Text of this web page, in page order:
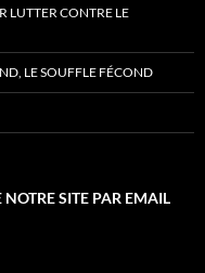
LUTTER CONTRE LE
LE SOUFFLE FÉCOND
SITE PAR EMAIL